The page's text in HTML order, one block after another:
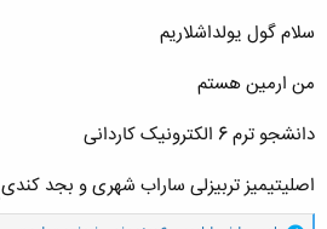
سلام گول یولداشلاریم
من ارمین هستم
دانشجو ترم 6 الکترونیک کاردانی
اصلیتیمیز تربیزلی ساراب شهری و بجد کندی